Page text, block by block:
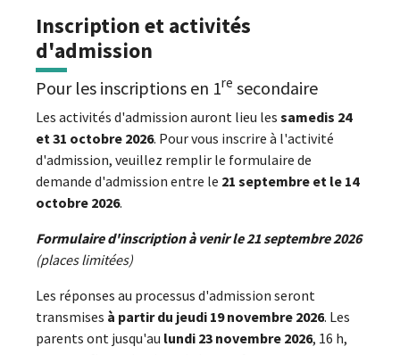
Inscription et activités
d'admission
Pour les inscriptions en 1re secondaire
Les activités d'admission auront lieu les samedis 24
et 31 octobre 2026. Pour vous inscrire à l'activité
d'admission, veuillez remplir le formulaire de
demande d'admission entre le 21 septembre et le 14
octobre 2026.
Formulaire d'inscription à venir le 21 septembre 2026
(places limitées)
Les réponses au processus d'admission seront
transmises à partir du jeudi 19 novembre 2026. Les
parents ont jusqu'au lundi 23 novembre 2026, 16 h,